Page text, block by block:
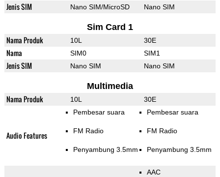
Jenis SIM Nano SIM/MicroSD Nano SIM
Sim Card 1
Nama Produk 10L 30E
Nama SIM0 SIM1
Jenis SIM Nano SIM Nano SIM
Multimedia
Nama Produk 10L 30E
Audio Features
Pembesar suara
FM Radio
Penyambung 3.5mm
Pembesar suara
FM Radio
Penyambung 3.5mm
AAC